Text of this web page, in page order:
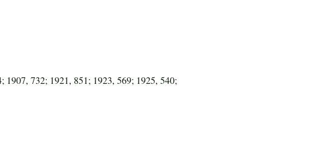
1907, 732; 1921, 851; 1923, 569; 1925, 540;